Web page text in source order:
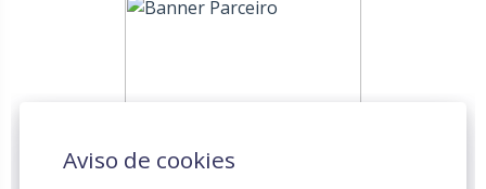
Aviso de cookies